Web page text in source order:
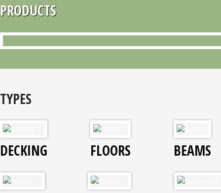
PRODUCTS
TYPES
DECKING FLOORS BEAMS